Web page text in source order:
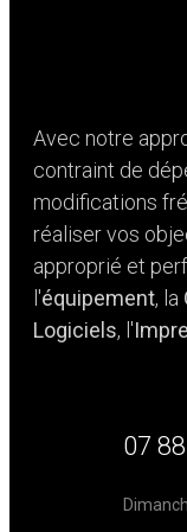
Avec notre
contraint de
modifications
réaliser vos
approprié et
l'équipement, la
Logiciels, l'
07